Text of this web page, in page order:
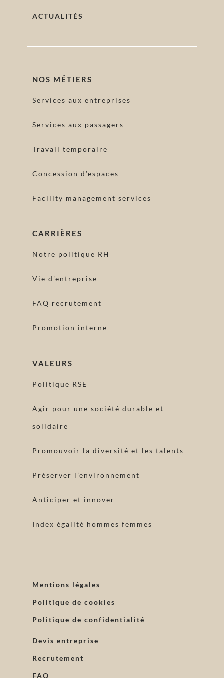
ACTUALITÉS
NOS MÉTIERS
Services aux entreprises
Services aux passagers
Travail temporaire
Concession d’espaces
Facility management services
CARRIÈRES
Notre politique RH
Vie d'entreprise
FAQ recrutement
Promotion interne
VALEURS
Politique RSE
Agir pour une société durable et
solidaire
Promouvoir la diversité et les talents
Préserver l’environnement
Anticiper et innover
Index égalité hommes femmes
Mentions légales
Politique de cookies
Politique de confidentialité
Devis entreprise
Recrutement
FAQ